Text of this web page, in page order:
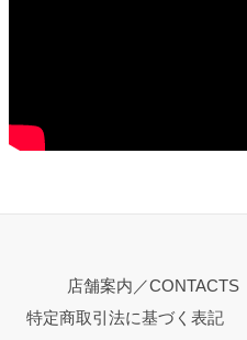
店舗案内／CONTACTS
特定商取引法に基づく表記